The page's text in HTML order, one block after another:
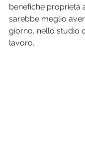
benefiche proprietà
sarebbe meglio
giorno, nello studio
lavoro.